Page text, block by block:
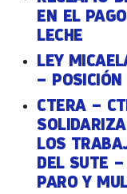
EN EL
LECHE
LEY
–
CTERA –
LOS
DEL SUTE
PARO Y